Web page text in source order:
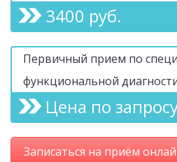
3400 руб.
Первичный прием по
функциональной
Цена по
Записаться на приём